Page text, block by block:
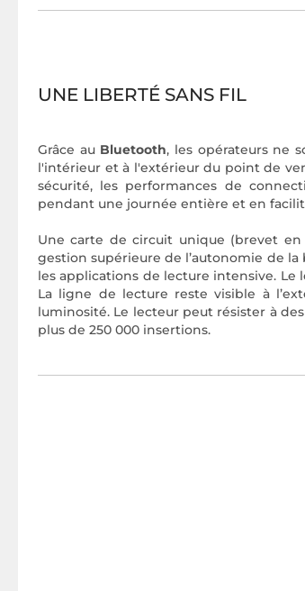
UNE LIBERTÉ SANS FIL
Grâce au Bluetooth, les opérateurs ne
l'intérieur et à l'extérieur du point de
sécurité, les performances de
pendant une journée entière et en
Une carte de circuit unique (brevet
gestion supérieure de l’autonomie de
les applications de lecture intensive.
La ligne de lecture reste visible à
luminosité. Le lecteur peut résister à
plus de 250 000 insertions.